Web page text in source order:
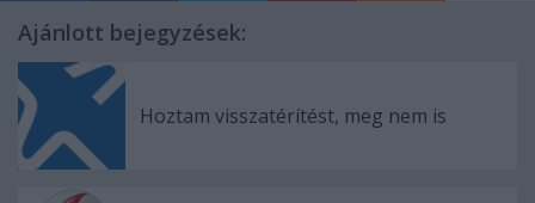
Ajánlott bejegyzések:
Hoztam visszatérítést, meg nem is